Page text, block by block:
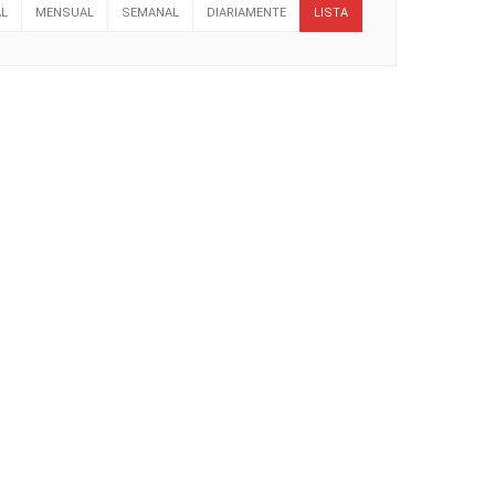
MENSUAL SEMANAL DIARIAMENTE LISTA